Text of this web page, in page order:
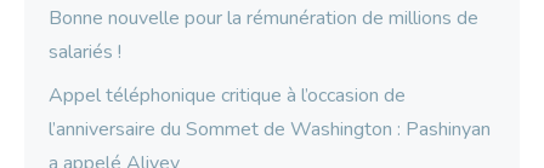
Bonne nouvelle pour la rémunération de millions de
salariés !
Appel téléphonique critique à l’occasion de
l’anniversaire du Sommet de Washington : Pashinyan